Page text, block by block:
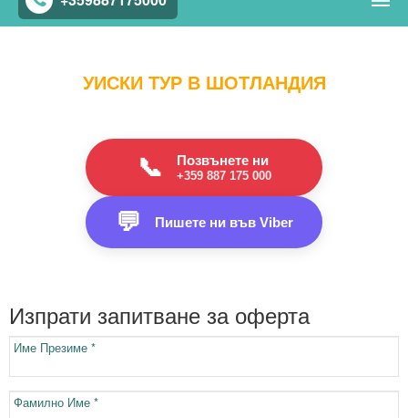
УИСКИ ТУР В ШОТЛАНДИЯ
📞 Позвънете ни
+359 887 175 000
💬 Пишете ни във Viber
Изпрати запитване за оферта
Име Презиме *
Фамилно Име *